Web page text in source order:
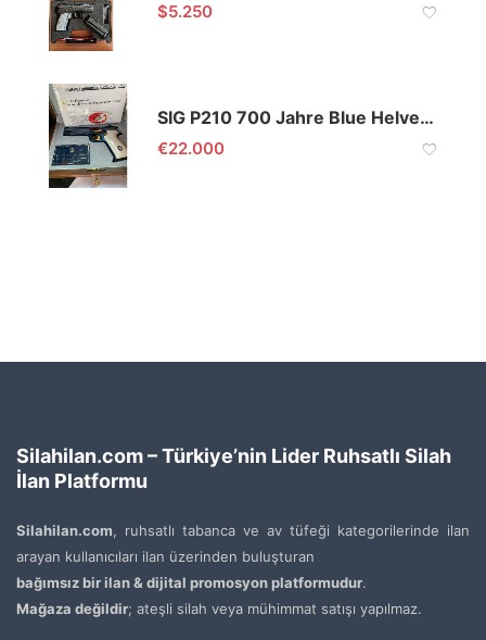
$5.250
SIG P210 700 Jahre Blue Helvetica 9mm
€22.000
Silahilan.com – Türkiye’nin Lider Ruhsatlı Silah
İlan Platformu
Silahilan.com, ruhsatlı tabanca ve av tüfeği kategorilerinde ilan
arayan kullanıcıları ilan üzerinden buluşturan
bağımsız bir ilan & dijital promosyon platformudur.
Mağaza değildir; ateşli silah veya mühimmat satışı yapılmaz.